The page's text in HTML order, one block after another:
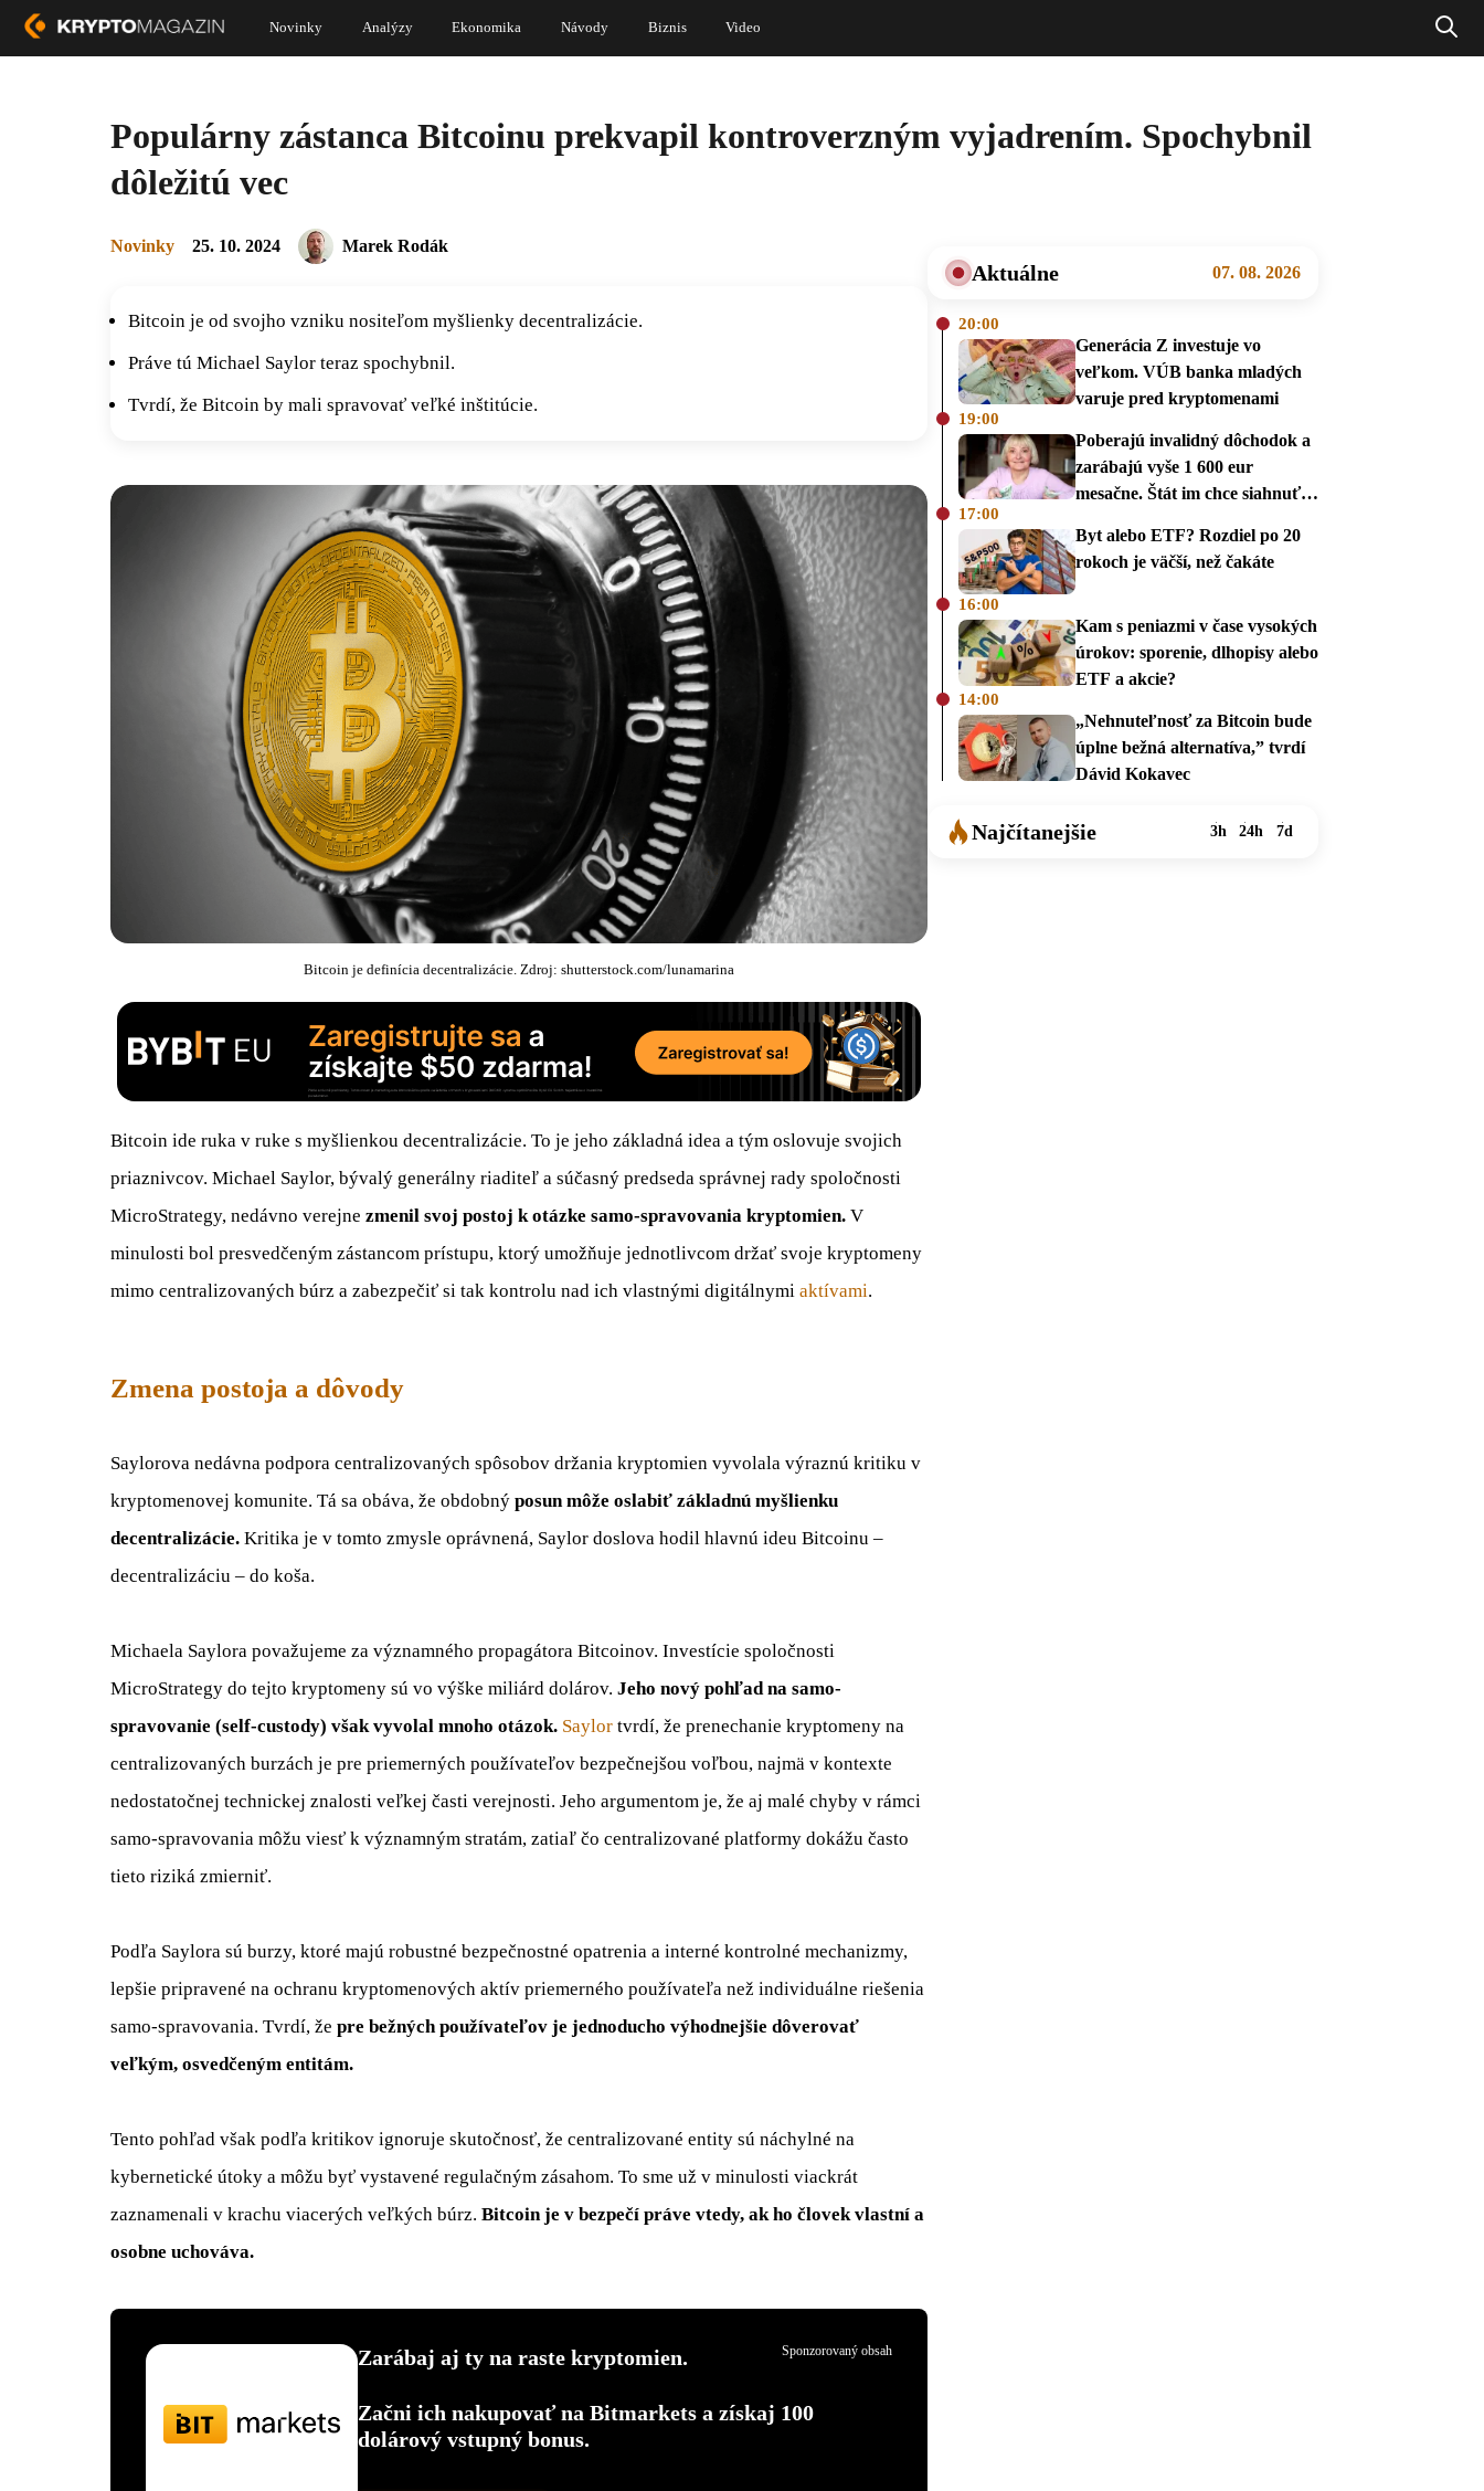
Novinky Analýzy Ekonomika Návody Biznis Video
Populárny zástanca Bitcoinu prekvapil kontroverzným vyjadrením. Spochybnil
dôležitú vec
Novinky 25. 10. 2024 Marek Rodák
Bitcoin je od svojho vzniku nositeľom myšlienky decentralizácie.
Práve tú Michael Saylor teraz spochybnil.
Tvrdí, že Bitcoin by mali spravovať veľké inštitúcie.
Bitcoin je definícia decentralizácie. Zdroj: shutterstock.com/lunamarina
Bitcoin ide ruka v ruke s myšlienkou decentralizácie. To je jeho základná idea a tým oslovuje svojich
priaznivcov. Michael Saylor, bývalý generálny riaditeľ a súčasný predseda správnej rady spoločnosti
MicroStrategy, nedávno verejne zmenil svoj postoj k otázke samo-spravovania kryptomien. V
minulosti bol presvedčeným zástancom prístupu, ktorý umožňuje jednotlivcom držať svoje kryptomeny
mimo centralizovaných búrz a zabezpečiť si tak kontrolu nad ich vlastnými digitálnymi aktívami.
Zmena postoja a dôvody
Saylorova nedávna podpora centralizovaných spôsobov držania kryptomien vyvolala výraznú kritiku v
kryptomenovej komunite. Tá sa obáva, že obdobný posun môže oslabiť základnú myšlienku
decentralizácie. Kritika je v tomto zmysle oprávnená, Saylor doslova hodil hlavnú ideu Bitcoinu –
decentralizáciu – do koša.
Michaela Saylora považujeme za významného propagátora Bitcoinov. Investície spoločnosti
MicroStrategy do tejto kryptomeny sú vo výške miliárd dolárov. Jeho nový pohľad na samo-
spravovanie (self-custody) však vyvolal mnoho otázok. Saylor tvrdí, že prenechanie kryptomeny na
centralizovaných burzách je pre priemerných používateľov bezpečnejšou voľbou, najmä v kontexte
nedostatočnej technickej znalosti veľkej časti verejnosti. Jeho argumentom je, že aj malé chyby v rámci
samo-spravovania môžu viesť k významným stratám, zatiaľ čo centralizované platformy dokážu často
tieto riziká zmierniť.
Podľa Saylora sú burzy, ktoré majú robustné bezpečnostné opatrenia a interné kontrolné mechanizmy,
lepšie pripravené na ochranu kryptomenových aktív priemerného používateľa než individuálne riešenia
samo-spravovania. Tvrdí, že pre bežných používateľov je jednoducho výhodnejšie dôverovať
veľkým, osvedčeným entitám.
Tento pohľad však podľa kritikov ignoruje skutočnosť, že centralizované entity sú náchylné na
kybernetické útoky a môžu byť vystavené regulačným zásahom. To sme už v minulosti viackrát
zaznamenali v krachu viacerých veľkých búrz. Bitcoin je v bezpečí práve vtedy, ak ho človek vlastní a
osobne uchováva.
Zarábaj aj ty na raste kryptomien.
Začni ich nakupovať na Bitmarkets a získaj 100
dolárový vstupný bonus.
Sponzorovaný obsah
Aktuálne 07. 08. 2026
20:00
Generácia Z investuje vo
veľkom. VÚB banka mladých
varuje pred kryptomenami
19:00
Poberajú invalidný dôchodok a
zarábajú vyše 1 600 eur
mesačne. Štát im chce siahnuť
17:00
Byt alebo ETF? Rozdiel po 20
rokoch je väčší, než čakáte
16:00
Kam s peniazmi v čase vysokých
úrokov: sporenie, dlhopisy alebo
ETF a akcie?
14:00
„Nehnuteľnosť za Bitcoin bude
úplne bežná alternatíva,” tvrdí
Dávid Kokavec
Najčítanejšie 3h 24h 7d